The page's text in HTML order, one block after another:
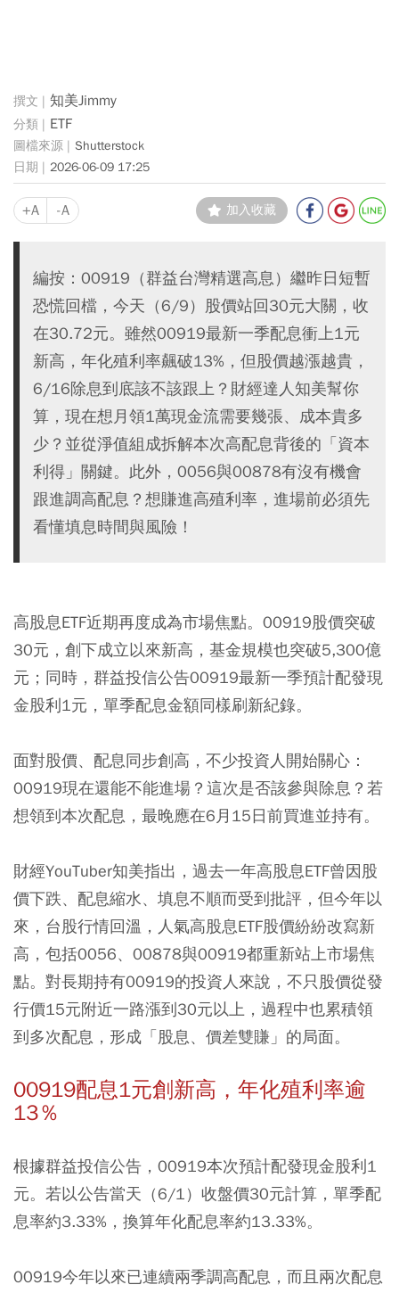
知美Jimmy
ETF
Shutterstock
2026-06-09 17:25
+A -A 加入收藏
編按：00919（群益台灣精選高息）繼昨日短暫
恐慌回檔，今天（6/9）股價站回30元大關，收
在30.72元。雖然00919最新一季配息衝上1元
新高，年化殖利率飆破13%，但股價越漲越貴，
6/16除息到底該不該跟上？財經達人知美幫你
算，現在想月領1萬現金流需要幾張、成本貴多
少？並從淨值組成拆解本次高配息背後的「資本
利得」關鍵。此外，0056與00878有沒有機會
跟進調高配息？想賺進高殖利率，進場前必須先
看懂填息時間與風險！
高股息ETF近期再度成為市場焦點。00919股價突破
30元，創下成立以來新高，基金規模也突破5,300億
元；同時，群益投信公告00919最新一季預計配發現
金股利1元，單季配息金額同樣刷新紀錄。
面對股價、配息同步創高，不少投資人開始關心：
00919現在還能不能進場？這次是否該參與除息？若
想領到本次配息，最晚應在6月15日前買進並持有。
財經YouTuber知美指出，過去一年高股息ETF曾因股
價下跌、配息縮水、填息不順而受到批評，但今年以
來，台股行情回溫，人氣高股息ETF股價紛紛改寫新
高，包括0056、00878與00919都重新站上市場焦
點。對長期持有00919的投資人來說，不只股價從發
行價15元附近一路漲到30元以上，過程中也累積領
到多次配息，形成「股息、價差雙賺」的局面。
00919配息1元創新高，年化殖利率逾
13％
根據群益投信公告，00919本次預計配發現金股利1
元。若以公告當天（6/1）收盤價30元計算，單季配
息率約3.33%，換算年化配息率約13.33%。
00919今年以來已連續兩季調高配息，而且兩次配息